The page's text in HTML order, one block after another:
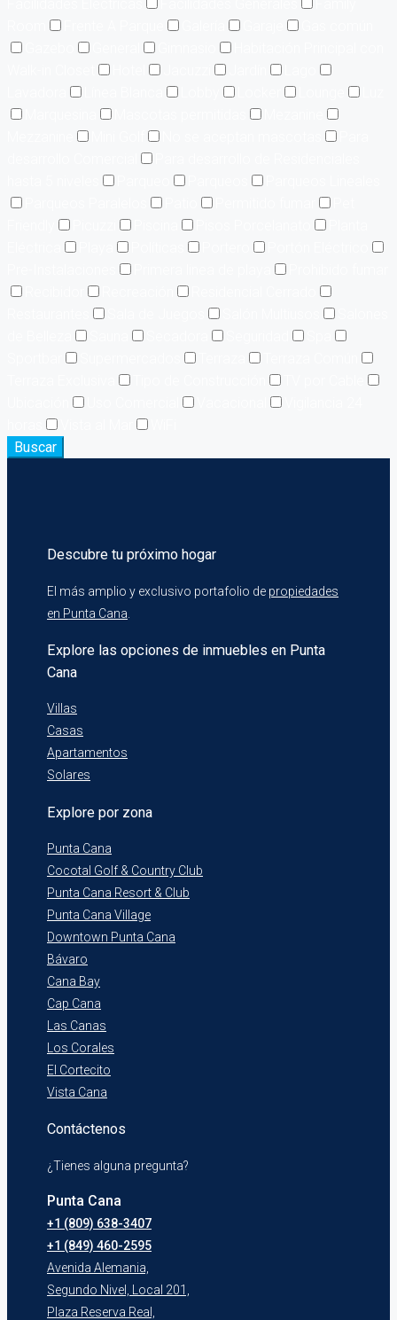
Buscar
Descubre tu próximo hogar
El más amplio y exclusivo portafolio de propiedades
en Punta Cana
Explore las opciones de inmuebles en Punta
Cana
Villas
Casas
Apartamentos
Solares
Explore por zona
Punta Cana
Cocotal Golf & Country Club
Punta Cana Resort & Club
Punta Cana Village
Downtown Punta Cana
Bávaro
Cana Bay
Cap Cana
Las Canas
Los Corales
El Cortecito
Vista Cana
Contáctenos
¿Tienes alguna pregunta?
Punta Cana
+1 (809) 638-3407
+1 (849) 460-2595
Avenida Alemania,
Segundo Nivel, Local 201,
Plaza Reserva Real,